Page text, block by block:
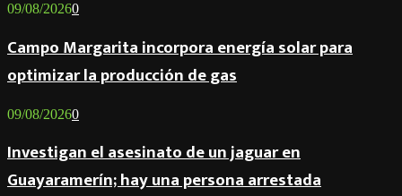
09/08/20260
Campo Margarita incorpora energía solar para
optimizar la producción de gas
09/08/20260
Investigan el asesinato de un jaguar en
Guayaramerín; hay una persona arrestada